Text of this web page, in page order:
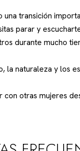
una transición
parar y
durante mucho
la naturaleza y los
con otras mujeres